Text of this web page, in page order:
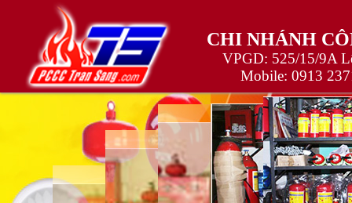
CHI NHÁNH
VPGD: 525/15/9A
Mobile: 0913